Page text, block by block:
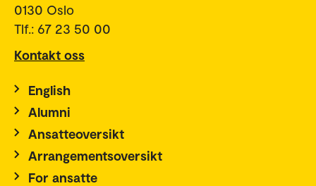
0130 Oslo
Tlf.: 67 23 50 00
Kontakt oss
English
Alumni
Ansatteoversikt
Arrangementsoversikt
For ansatte